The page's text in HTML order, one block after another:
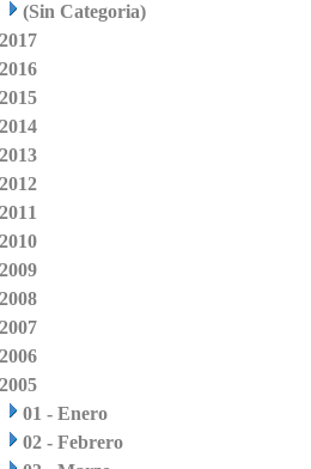
(Sin Categoria)
2017
2016
2015
2014
2013
2012
2011
2010
2009
2008
2007
2006
2005
01 - Enero
02 - Febrero